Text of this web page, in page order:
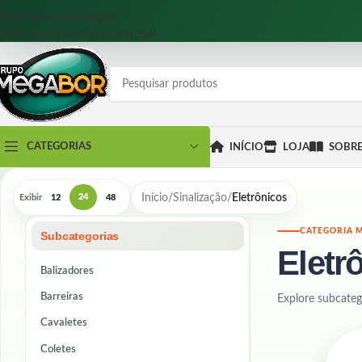
Pular para a navegação
Pular para o conteúdo principal
CATEGORIAS INÍCIO LOJA SOBRE
Exibir 12 24 48 Início/Sinalização/Eletrônicos
Subcategorias
Balizadores
Barreiras
Cavaletes
Coletes
CATEGORIA
Explore